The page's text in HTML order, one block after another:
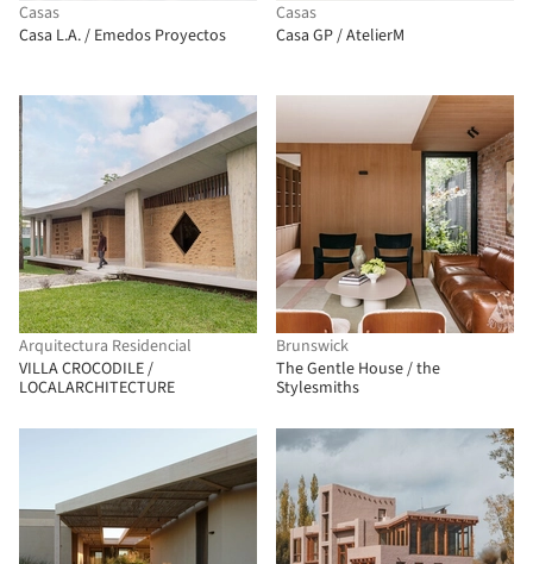
Casas
Casa L.A. / Emedos Proyectos
Casas
Casa GP / AtelierM
Arquitectura Residencial
VILLA CROCODILE /
LOCALARCHITECTURE
Brunswick
The Gentle House / the
Stylesmiths